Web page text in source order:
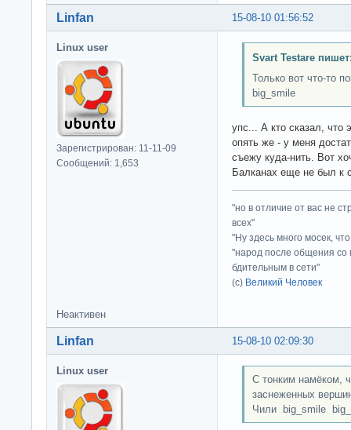
15-08-10 01:56:52
Linfan
Linux user
Зарегистрирован: 11-11-09
Сообщений: 1,653
Svart Testare
Только вот что-то
big_smile
упс... А кто сказал, что
опять же - у меня
съежу куда-нить. Вот
Балканах еще не был
"но в отличие от вас не
всех"
"Ну здесь много мосек,
"народ после общения со
бдительным в сети"
(с) Великий Человек
Неактивен
15-08-10 02:09:30
Linfan
Linux user
С тонким намёком,
заснеженных
Чили big_smile